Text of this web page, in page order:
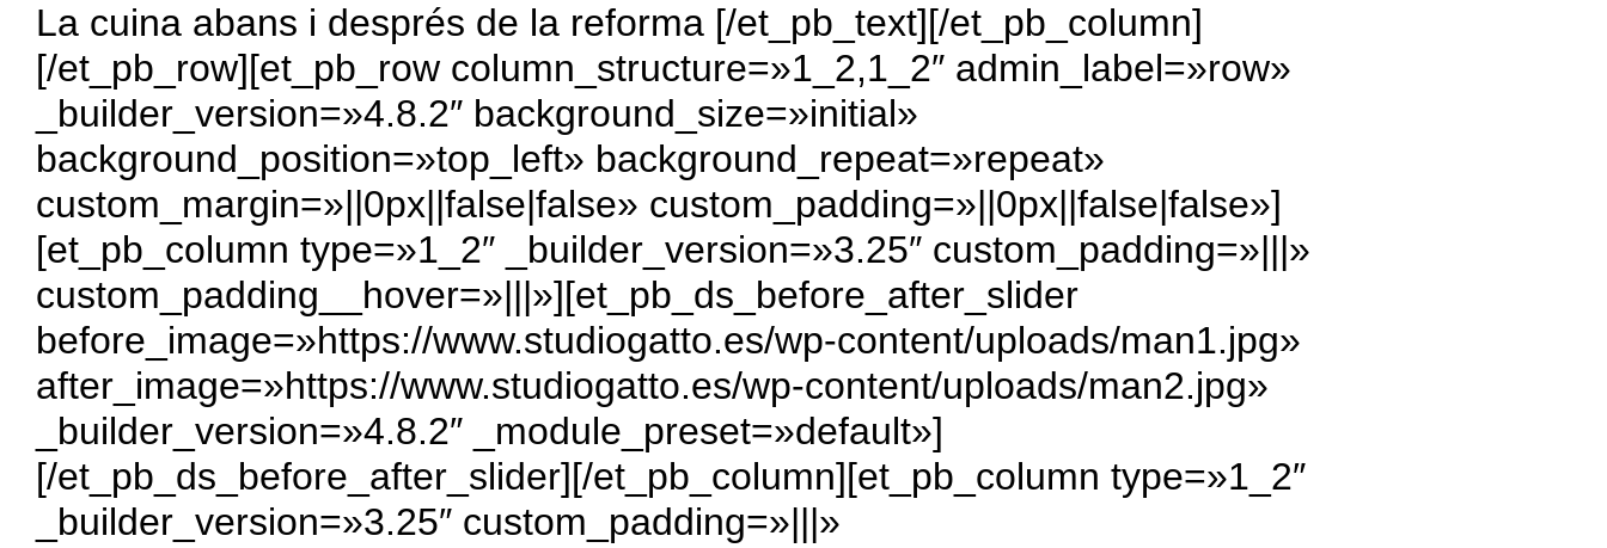
La cuina abans i després de la reforma [/et_pb_text][/et_pb_column]
[/et_pb_row][et_pb_row column_structure=»1_2,1_2″ admin_label=»row»
_builder_version=»4.8.2″ background_size=»initial»
background_position=»top_left» background_repeat=»repeat»
custom_margin=»||0px||false|false» custom_padding=»||0px||false|false»]
[et_pb_column type=»1_2″ _builder_version=»3.25″ custom_padding=»|||»
custom_padding__hover=»|||»][et_pb_ds_before_after_slider
before_image=»https://www.studiogatto.es/wp-content/uploads/man1.jpg»
after_image=»https://www.studiogatto.es/wp-content/uploads/man2.jpg»
_builder_version=»4.8.2″ _module_preset=»default»]
[/et_pb_ds_before_after_slider][/et_pb_column][et_pb_column type=»1_2″
_builder_version=»3.25″ custom_padding=»|||»